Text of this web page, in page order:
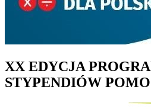
XX EDYCJA
STYPENDIÓW